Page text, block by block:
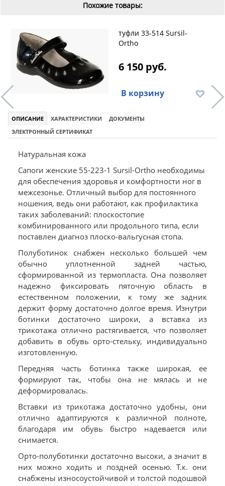
Похожие товары:
туфли 33-514 Sursil-
Ortho
6 150 руб.
В корзину
ОПИСАНИЕ ХАРАКТЕРИСТИКИ
ДОКУМЕНТЫ
ЭЛЕКТРОННЫЙ СЕРТИФИКАТ
Натуральная кожа
Сапоги женские 55-223-1 Sursil-Ortho необходимы
для обеспечения здоровья и комфортности ног в
межсезонье. Отличный выбор для постоянного
ношения, ведь они работают, как профилактика
таких заболеваний: плоскостопие
комбинированного или продольного типа, если
поставлен диагноз плоско-вальгусная стопа.
Полуботинок снабжен несколько большей чем
обычно уплотненной задней частью,
сформированной из термопласта. Она позволяет
надежно фиксировать пяточную область в
естественном положении, к тому же задник
держит форму достаточно долгое время. Изнутри
ботинки достаточно широки, а вставка из
трикотажа отлично растягивается, что позволяет
добавить в обувь орто-стельку, индивидуально
изготовленную.
Передняя часть ботинка также широкая, ее
формируют так, чтобы она не мялась и не
деформировалась.
Вставки из трикотажа достаточно удобны, они
отлично адаптируются к различной полноте,
благодаря им обувь быстро надевается или
снимается.
Орто-полуботинки достаточно высоки, а значит в
них можно ходить и поздней осенью. Т.к. они
снабжены износоустойчивой и толстой подошвой